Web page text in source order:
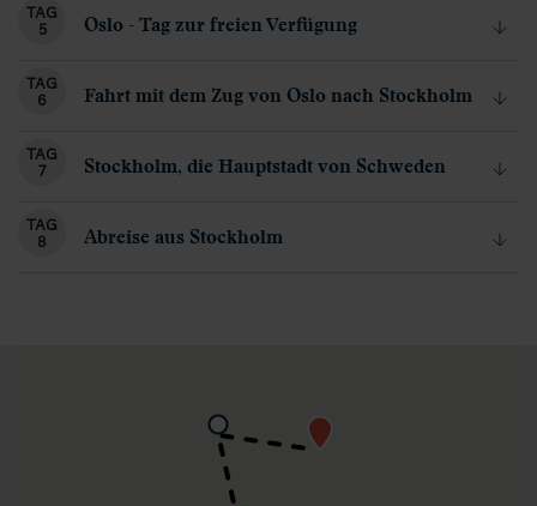
TAG
5
Oslo - Tag zur freien Verfügung
TAG
6
Fahrt mit dem Zug von Oslo nach Stockholm
TAG
7
Stockholm, die Hauptstadt von Schweden
TAG
8
Abreise aus Stockholm